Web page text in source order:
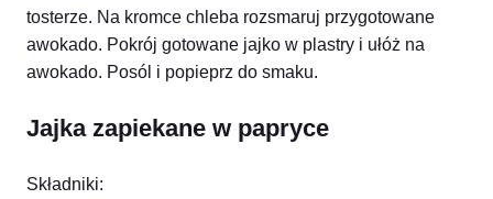
tosterze. Na kromce chleba rozsmaruj przygotowane
awokado. Pokrój gotowane jajko w plastry i ułóż na
awokado. Posól i popieprz do smaku.
Jajka zapiekane w papryce
Składniki: